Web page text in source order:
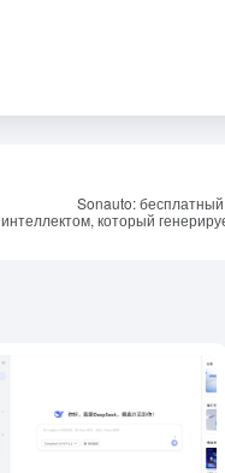
Sonauto:
интеллектом, который